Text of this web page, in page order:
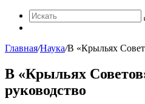
Главная/Наука/В «Крыльях
В «Крыльях
руководство